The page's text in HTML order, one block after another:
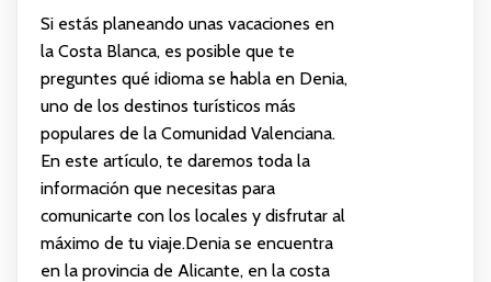
Si estás planeando unas vacaciones en
la Costa Blanca, es posible que te
preguntes qué idioma se habla en Denia,
uno de los destinos turísticos más
populares de la Comunidad Valenciana.
En este artículo, te daremos toda la
información que necesitas para
comunicarte con los locales y disfrutar al
máximo de tu viaje.Denia se encuentra
en la provincia de Alicante, en la costa